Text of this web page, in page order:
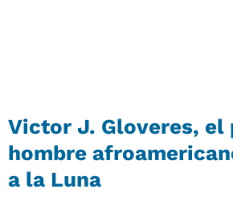
Victor J. Gloveres, el
hombre
a la Luna